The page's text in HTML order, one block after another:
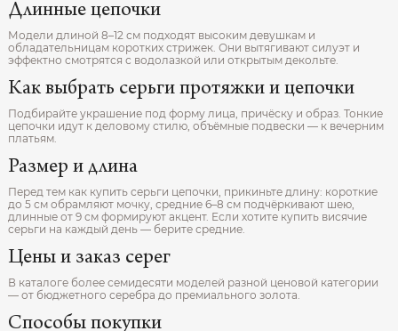
Длинные цепочки
Модели длиной 8–12 см подходят высоким девушкам и
обладательницам коротких стрижек. Они вытягивают силуэт и
эффектно смотрятся с водолазкой или открытым декольте.
Как выбрать серьги протяжки и цепочки
Подбирайте украшение под форму лица, причёску и образ. Тонкие
цепочки идут к деловому стилю, объёмные подвески — к вечерним
платьям.
Размер и длина
Перед тем как купить серьги цепочки, прикиньте длину: короткие
до 5 см обрамляют мочку, средние 6–8 см подчёркивают шею,
длинные от 9 см формируют акцент. Если хотите купить висячие
серьги на каждый день — берите средние.
Цены и заказ серег
В каталоге более семидесяти моделей разной ценовой категории
— от бюджетного серебра до премиального золота.
Способы покупки